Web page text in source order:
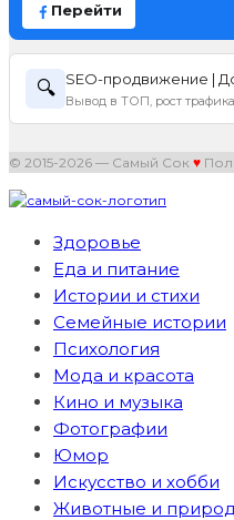
Перейти
🔍 SEO-продвижение |
Вывод в ТОП, рост
© 2015-2026 — Самый Сок ♥
Здоровье
Еда и питание
Истории и стихи
Семейные истории
Психология
Мода и красота
Кино и музыка
Фотографии
Юмор
Искусство и хобби
Животные и